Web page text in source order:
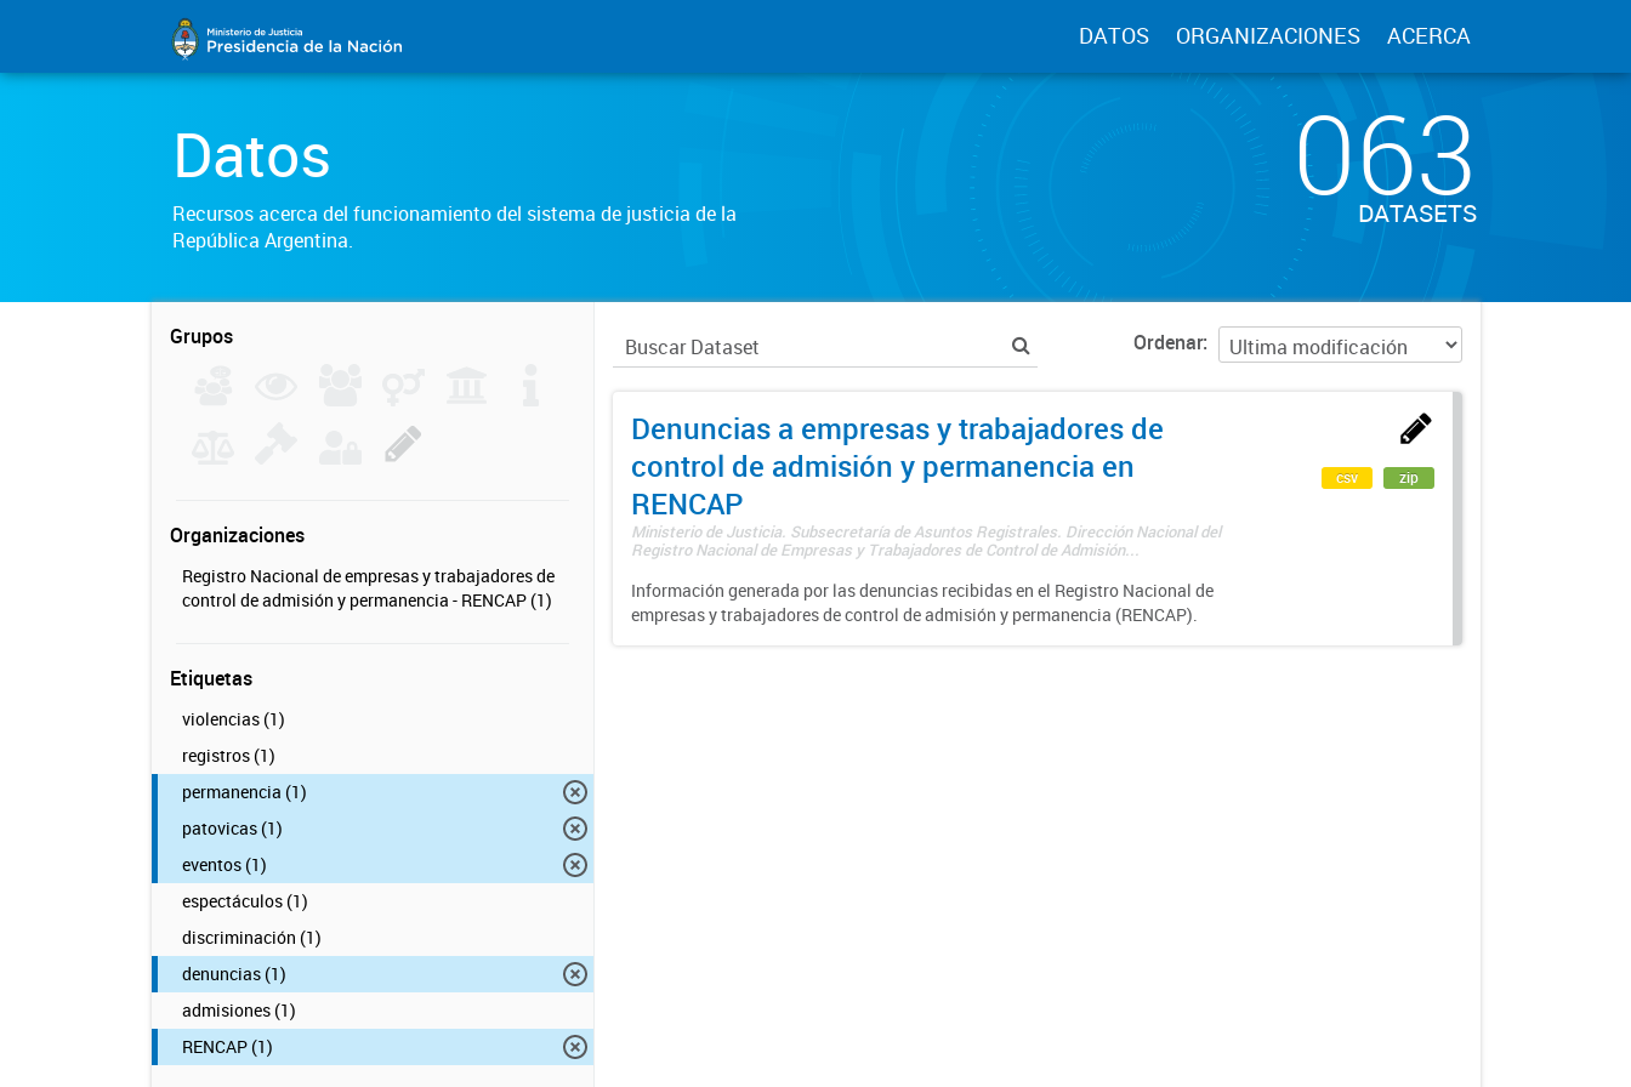
DATOS ORGANIZACIONES ACERCA
Datos
Recursos acerca del funcionamiento del sistema de justicia de la
República Argentina.
063
DATASETS
Grupos
Organizaciones
Registro Nacional de empresas y trabajadores de
control de admisión y permanencia - RENCAP (1)
Etiquetas
violencias (1)
registros (1)
permanencia (1)
patovicas (1)
eventos (1)
espectáculos (1)
discriminación (1)
denuncias (1)
admisiones (1)
RENCAP (1)
Ordenar
Denuncias a empresas y trabajadores de
control de admisión y permanencia en
RENCAP
Ministerio de Justicia. Subsecretaría de Asuntos Registrales. Dirección Nacional del
Registro Nacional de Empresas y Trabajadores de Control de Admisión...
Información generada por las denuncias recibidas en el Registro Nacional de
empresas y trabajadores de control de admisión y permanencia (RENCAP).
csv zip